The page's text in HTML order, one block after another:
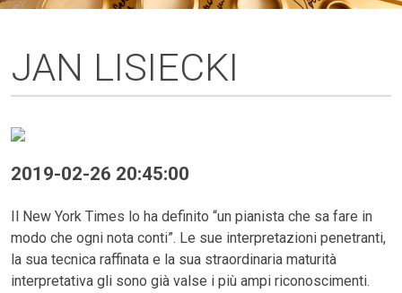
JAN LISIECKI
2019-02-26 20:45:00
Il New York Times lo ha definito “un pianista che sa fare in
modo che ogni nota conti”. Le sue interpretazioni penetranti,
la sua tecnica raffinata e la sua straordinaria maturità
interpretativa gli sono già valse i più ampi riconoscimenti.